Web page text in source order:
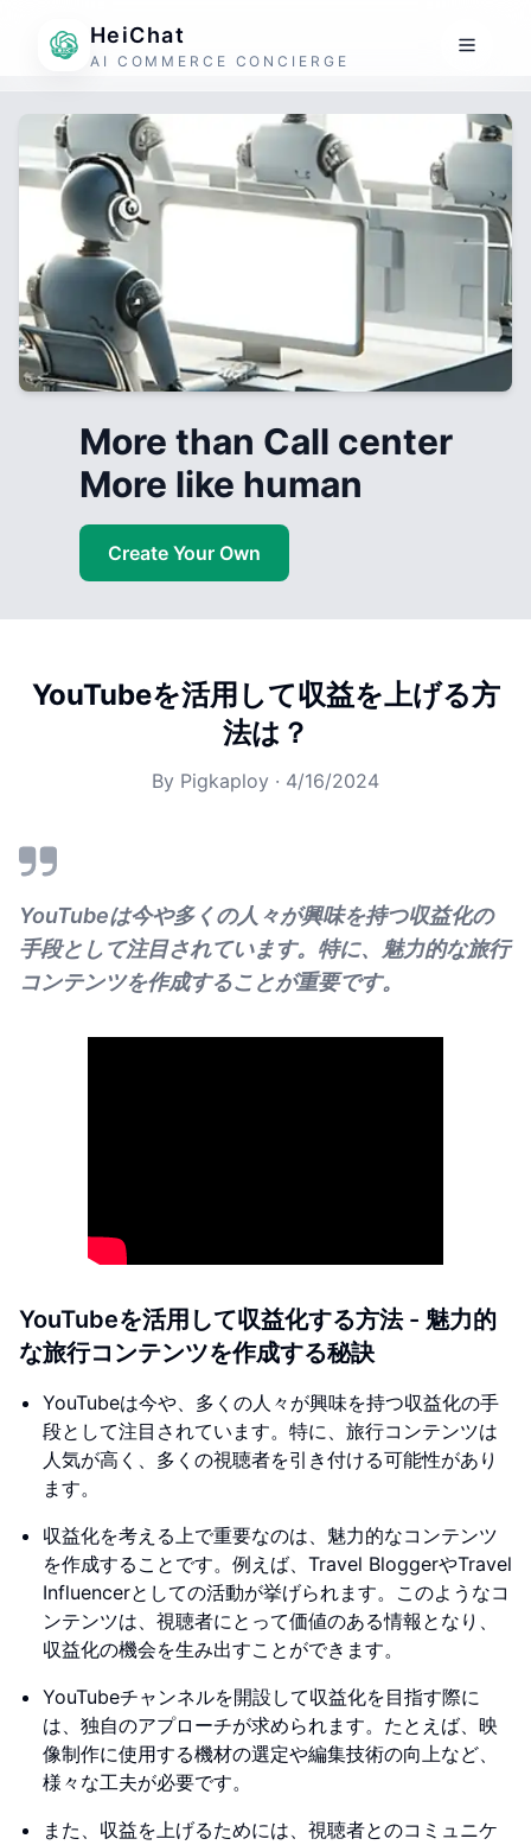
HeiChat
AI COMMERCE CONCIERGE
More than Call center
More like human
Create Your Own
YouTubeを活用して収益を上げる方
法は？
By Pigkaploy · 4/16/2024
YouTubeは今や多くの人々が興味を持つ収益化の
手段として注目されています。特に、魅力的な旅行
コンテンツを作成することが重要です。
YouTubeを活用して収益化する方法 - 魅力的
な旅行コンテンツを作成する秘訣
YouTubeは今や、多くの人々が興味を持つ収益化の手
段として注目されています。特に、旅行コンテンツは
人気が高く、多くの視聴者を引き付ける可能性があり
ます。
収益化を考える上で重要なのは、魅力的なコンテンツ
を作成することです。例えば、Travel BloggerやTravel
Influencerとしての活動が挙げられます。このようなコ
ンテンツは、視聴者にとって価値のある情報となり、
収益化の機会を生み出すことができます。
YouTubeチャンネルを開設して収益化を目指す際に
は、独自のアプローチが求められます。たとえば、映
像制作に使用する機材の選定や編集技術の向上など、
様々な工夫が必要です。
また、収益を上げるためには、視聴者とのコミュニケ